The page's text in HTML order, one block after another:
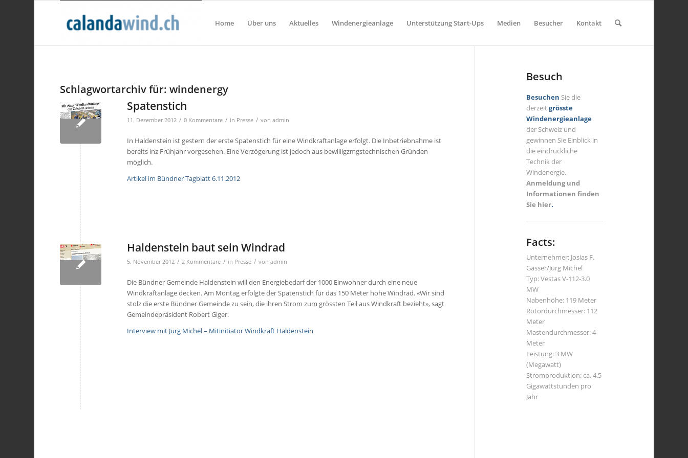
Home Über uns Aktuelles Windenergieanlage Unterstützung Start-Ups Medien Besucher Kontakt
Schlagwortarchiv für:windenergy
Spatenstich
11. Dezember 2012 / 0 Kommentare / in Presse / vonadmin
In Haldenstein ist gestern der erste Spatenstich für eine Windkraftanlage erfolgt. Die Inbetriebnahme ist
bereits inz Frühjahr vorgesehen. Eine Verzögerung ist jedoch aus bewilligzmgstechnischen Gründen
möglich.
Artikel im Bündner Tagblatt 6.11.2012
Haldenstein baut sein Windrad
5. November 2012 / 2 Kommentare / in Presse / vonadmin
Die Bündner Gemeinde Haldenstein will den Energiebedarf der 1000 Einwohner durch eine neue
Windkraftanlage decken. Am Montag erfolgte der Spatenstich für das 150 Meter hohe Windrad. «Wir sind
stolz die erste Bündner Gemeinde zu sein, die ihren Strom zum grössten Teil aus Windkraft bezieht», sagt
Gemeindepräsident Robert Giger.
Interview mit Jürg Michel – Mitinitiator Windkraft Haldenstein
Besuch
Besuchen Sie die
derzeitgrösste
Windenergieanlage
der Schweiz und
gewinnen Sie Einblick in
die eindrückliche
Technik der
Windenergie.
Anmeldung und
Informationen finden
Sie hier.
Facts:
Unternehmer: Josias F.
Gasser/Jürg Michel
Typ: Vestas V-112-3.0
MW
Nabenhöhe: 119 Meter
Rotordurchmesser: 112
Meter
Mastendurchmesser: 4
Meter
Leistung: 3 MW
(Megawatt)
Stromproduktion: ca. 4.5
Gigawattstunden pro
Jahr